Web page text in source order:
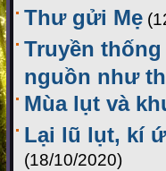
Thư gửi Mẹ
Truyền
nguồn như
Mùa lụt và
Lại lũ lụt, kí
(18/10/2020)